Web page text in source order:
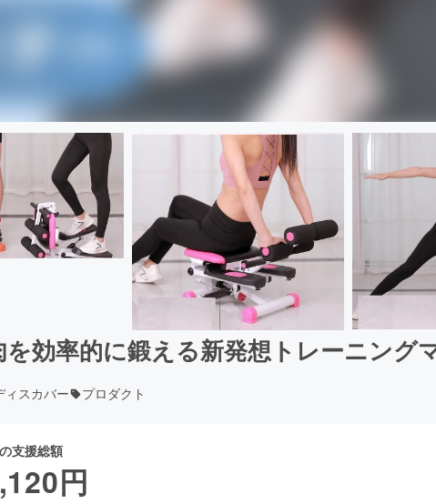
効率的に鍛える新発想トレーニング
ィスカバー プロダクト
支援総額
円